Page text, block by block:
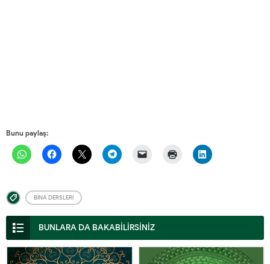
Bunu paylaş:
BINA DERSLERI
BUNLARA DA BAKABİLİRSİNİZ